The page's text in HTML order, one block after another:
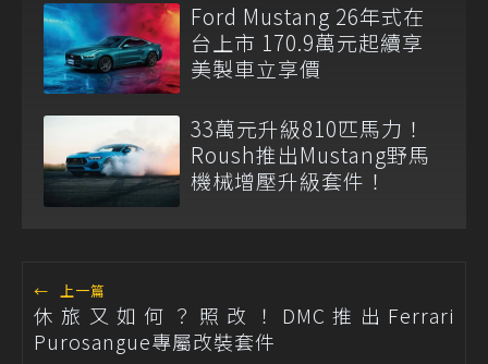
Ford Mustang 26年式在
台上市 170.9萬元起續享
美製車立享價
33萬元升級810匹馬力！
Roush推出Mustang野馬
機械增壓升級套件！
← 上一篇
休旅又如何？照改！DMC推出Ferrari
Purosangue專屬改裝套件